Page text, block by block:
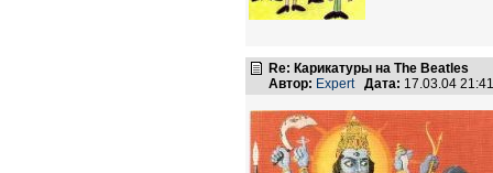
Re: Карикатуры на The Beatles
Автор: Expert Дата: 17.03.04